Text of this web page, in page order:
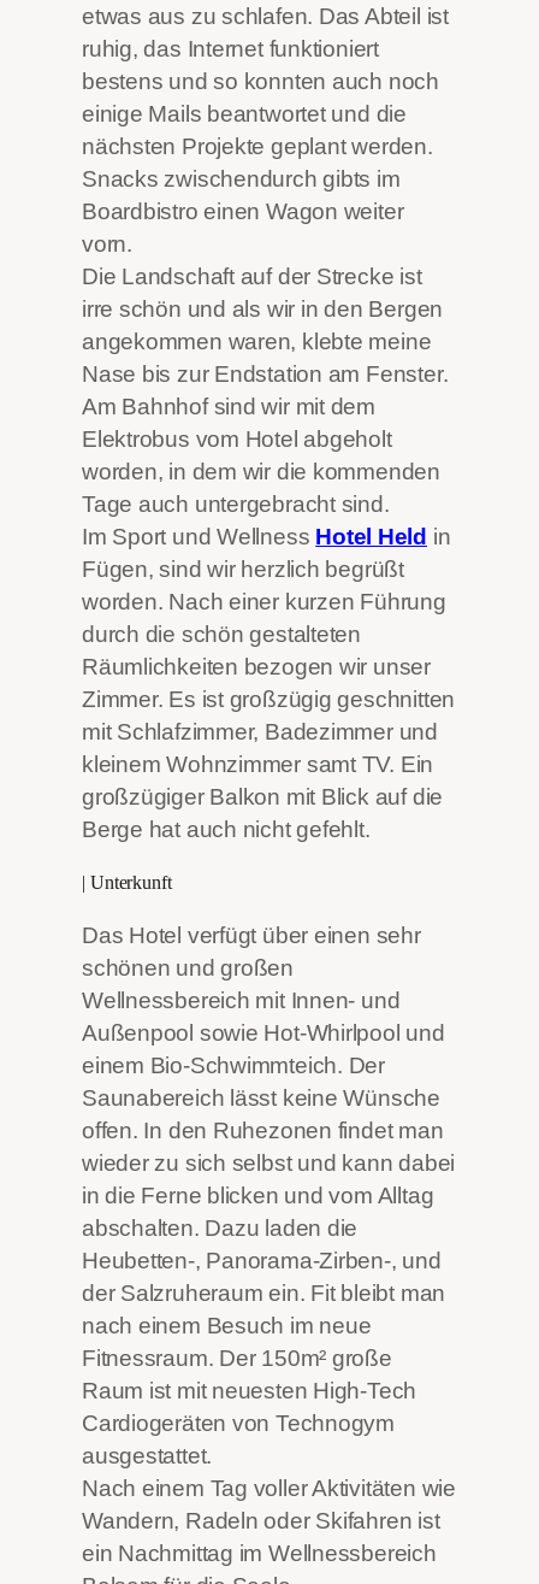
etwas aus zu schlafen. Das Abteil ist
ruhig, das Internet funktioniert
bestens und so konnten auch noch
einige Mails beantwortet und die
nächsten Projekte geplant werden.
Snacks zwischendurch gibts im
Boardbistro einen Wagon weiter
vorn.
Die Landschaft auf der Strecke ist
irre schön und als wir in den Bergen
angekommen waren, klebte meine
Nase bis zur Endstation am Fenster.
Am Bahnhof sind wir mit dem
Elektrobus vom Hotel abgeholt
worden, in dem wir die kommenden
Tage auch untergebracht sind.
Im Sport und Wellness Hotel Held in
Fügen, sind wir herzlich begrüßt
worden. Nach einer kurzen Führung
durch die schön gestalteten
Räumlichkeiten bezogen wir unser
Zimmer. Es ist großzügig geschnitten
mit Schlafzimmer, Badezimmer und
kleinem Wohnzimmer samt TV. Ein
großzügiger Balkon mit Blick auf die
Berge hat auch nicht gefehlt.
| Unterkunft
Das Hotel verfügt über einen sehr
schönen und großen
Wellnessbereich mit Innen- und
Außenpool sowie Hot-Whirlpool und
einem Bio-Schwimmteich. Der
Saunabereich lässt keine Wünsche
offen. In den Ruhezonen findet man
wieder zu sich selbst und kann dabei
in die Ferne blicken und vom Alltag
abschalten. Dazu laden die
Heubetten-, Panorama-Zirben-, und
der Salzruheraum ein. Fit bleibt man
nach einem Besuch im neue
Fitnessraum. Der 150m² große
Raum ist mit neuesten High-Tech
Cardiogeräten von Technogym
ausgestattet.
Nach einem Tag voller Aktivitäten wie
Wandern, Radeln oder Skifahren ist
ein Nachmittag im Wellnessbereich